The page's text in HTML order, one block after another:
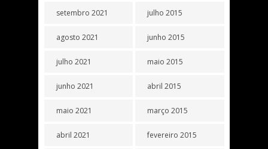
setembro 2021
agosto 2021
julho 2021
junho 2021
maio 2021
abril 2021
julho 2015
junho 2015
maio 2015
abril 2015
março 2015
fevereiro 2015